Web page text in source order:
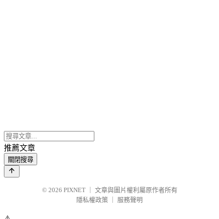
推薦文章
關閉搜尋
© 2026 PIXNET
文章與圖片權利屬原作者所有
隱私權政策
服務聲明